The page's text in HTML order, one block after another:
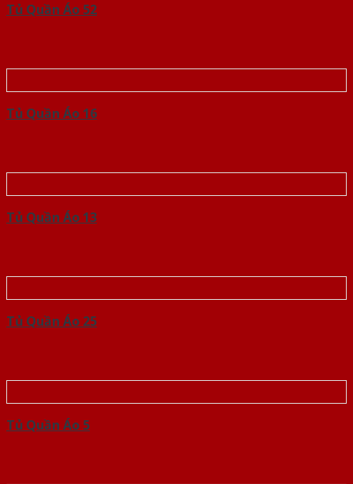
Tủ Quần Áo 52
Tủ Quần Áo 16
Tủ Quần Áo 13
Tủ Quần Áo 25
Tủ Quần Áo 5